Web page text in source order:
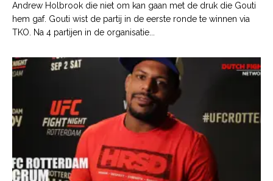
Andrew Holbrook die niet om kan gaan met de druk die Gouti
hem gaf. Gouti wist de partij in de eerste ronde te winnen via
TKO. Na 4 partijen in de organisatie...